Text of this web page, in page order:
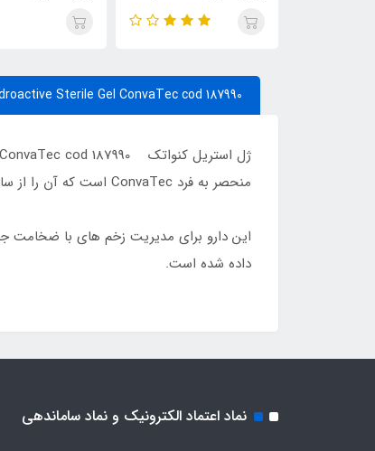
کد 14229
کد 14229
Sterile Gel ConvaTec cod 187990
منحصر به فرد ConvaTec است که آن را از سایر پانسمان های هیدروکلوئیدی متمایز می کند.
این دارو برای مدیریت زخم های با ضخامت
داده شده است.
نماد اعتماد الکترونیک و نماد ساماندهی